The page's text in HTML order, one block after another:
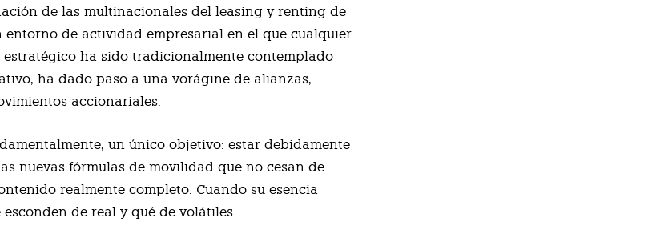
de las multinacionales del leasing y renting de
entorno de actividad empresarial en el que cualquier
ha sido tradicionalmente contemplado
ha dado paso a una vorágine de alianzas,
accionariales.
un único objetivo: estar debidamente
nuevas fórmulas de movilidad que no cesan de
realmente completo. Cuando su esencia
de real y qué de volátiles.